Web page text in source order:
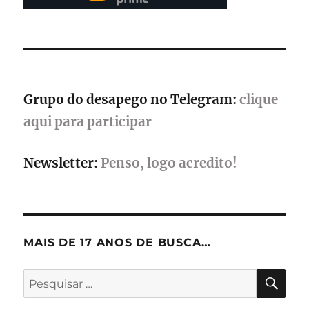
jogos
Grupo do desapego no Telegram: clique
aqui para participar
Newsletter: Penso, logo acredito!
MAIS DE 17 ANOS DE BUSCA…
Pesquisar
por: